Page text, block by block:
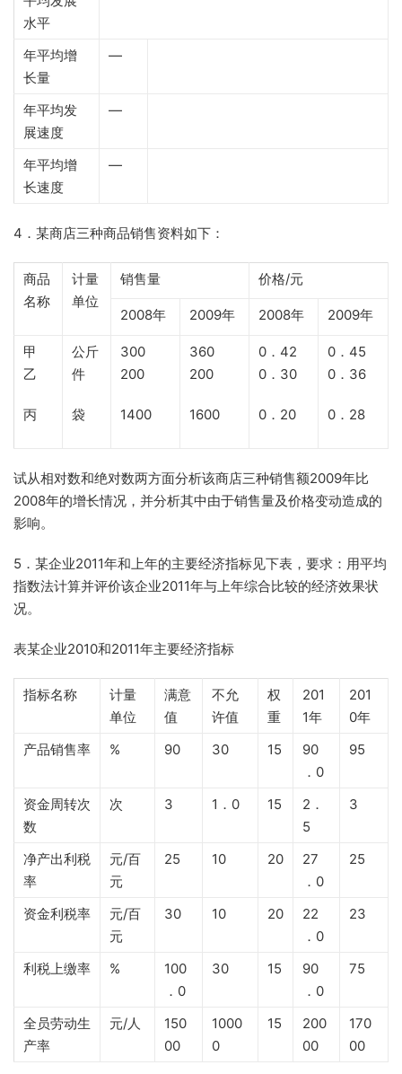
水平
年平均增
长量
—
年平均发
展速度
—
年平均增
长速度
—
4．某商店三种商品销售资料如下：
商品
名称
计量
单位
销售量 价格/元
2008年 2009年 2008年 2009年
甲
乙
丙
公斤
件
袋
300
200
1400
360
200
1600
0．42
0．30
0．20
0．45
0．36
0．28
试从相对数和绝对数两方面分析该商店三种销售额2009年比
2008年的增长情况，并分析其中由于销售量及价格变动造成的
影响。
5．某企业2011年和上年的主要经济指标见下表，要求：用平均
指数法计算并评价该企业2011年与上年综合比较的经济效果状
况。
表某企业2010和2011年主要经济指标
指标名称
计量
单位
满意
值
不允
许值
权
重
201
1年
201
0年
产品销售率
% 90 30 15
90
．0
95
资金周转次
数
次 3 1．0 15
2．
5
3
净产出利税
率
元/百
元
25 10 20
27
．0
25
资金利税率
元/百
元
30 10 20
22
．0
23
利税上缴率 %
100
．0
30 15
90
．0
75
全员劳动生
产率
元/人
150
00
1000
0
15
200
00
170
00